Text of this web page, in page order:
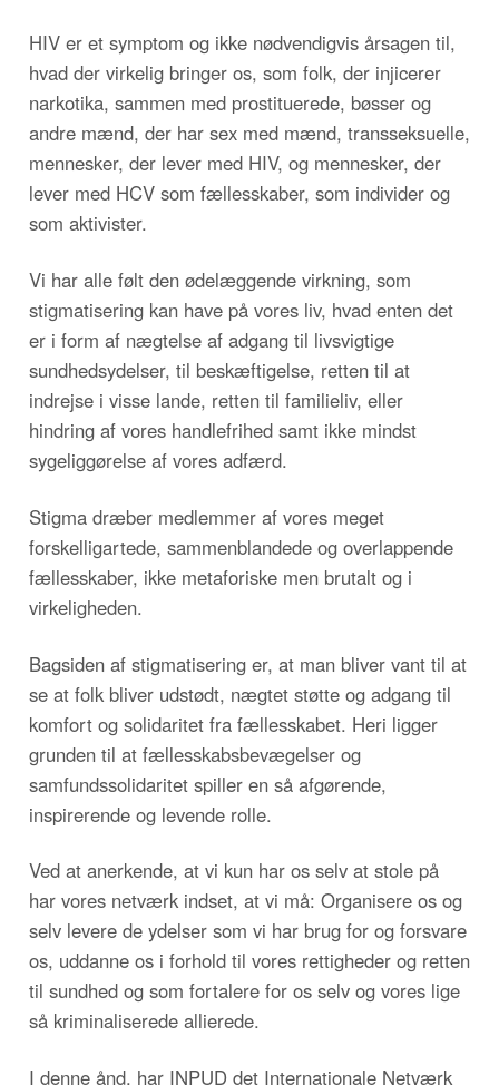
HIV er et symptom og ikke nødvendigvis årsagen til,
hvad der virkelig bringer os, som folk, der injicerer
narkotika, sammen med prostituerede, bøsser og
andre mænd, der har sex med mænd, transseksuelle,
mennesker, der lever med HIV, og mennesker, der
lever med HCV som fællesskaber, som individer og
som aktivister.
Vi har alle følt den ødelæggende virkning, som
stigmatisering kan have på vores liv, hvad enten det
er i form af nægtelse af adgang til livsvigtige
sundhedsydelser, til beskæftigelse, retten til at
indrejse i visse lande, retten til familieliv, eller
hindring af vores handlefrihed samt ikke mindst
sygeliggørelse af vores adfærd.
Stigma dræber medlemmer af vores meget
forskelligartede, sammenblandede og overlappende
fællesskaber, ikke metaforiske men brutalt og i
virkeligheden.
Bagsiden af stigmatisering er, at man bliver vant til at
se at folk bliver udstødt, nægtet støtte og adgang til
komfort og solidaritet fra fællesskabet. Heri ligger
grunden til at fællesskabsbevægelser og
samfundssolidaritet spiller en så afgørende,
inspirerende og levende rolle.
Ved at anerkende, at vi kun har os selv at stole på
har vores netværk indset, at vi må: Organisere os og
selv levere de ydelser som vi har brug for og forsvare
os, uddanne os i forhold til vores rettigheder og retten
til sundhed og som fortalere for os selv og vores lige
så kriminaliserede allierede.
I denne ånd, har INPUD det Internationale Netværk